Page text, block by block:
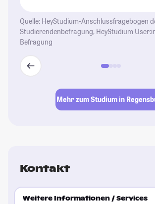
Quelle: HeyStudium-Anschlussfragebogen
Studierendenbefragung, HeyStudium
Befragung
Mehr zum Studium in
Kontakt
Weitere Informationen / Services